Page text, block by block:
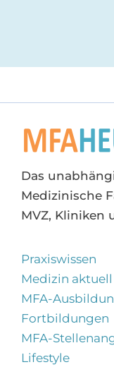
Das
Medizinische
MVZ, Kliniken
Praxiswissen
Medizin aktuell
MFA-
Fortbildungen
MFA-
Lifestyle